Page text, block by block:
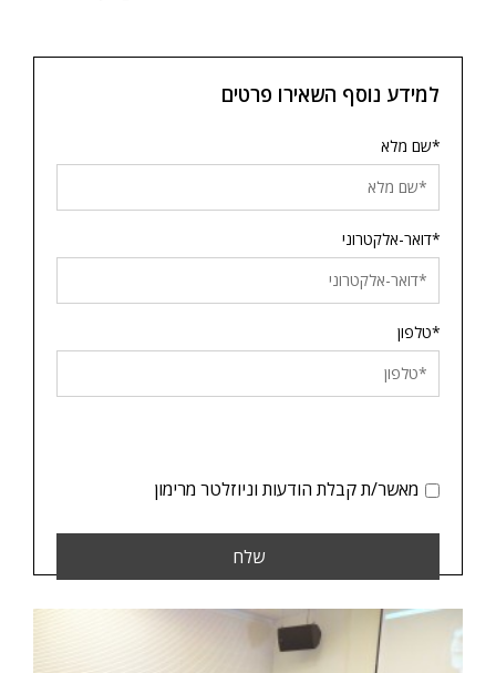
למידע נוסף השאירו פרטים
*שם מלא
*דואר-אלקטרוני
*טלפון
מאשר/ת קבלת הודעות וניוזלטר מרימון